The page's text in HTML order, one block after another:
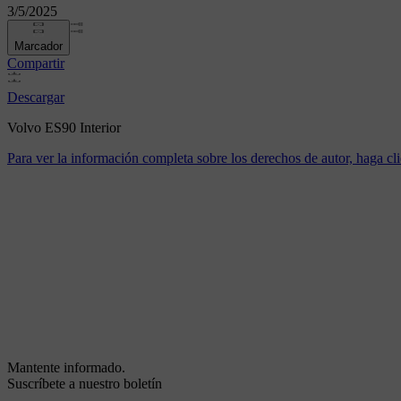
3/5/2025
Marcador
Compartir
Descargar
Volvo ES90 Interior
Para ver la información completa sobre los derechos de autor, haga